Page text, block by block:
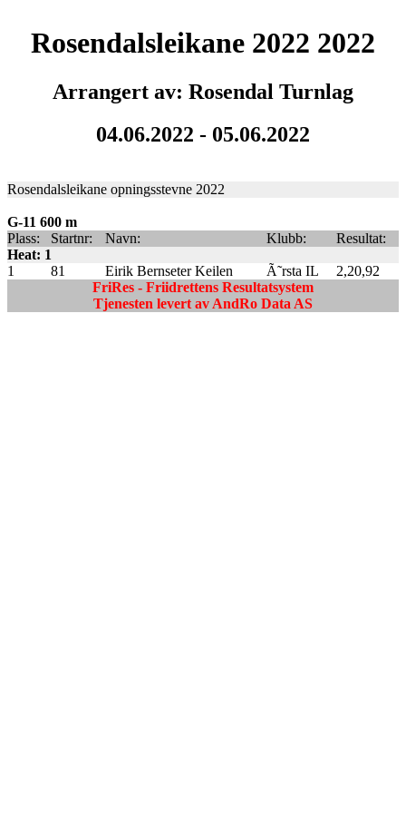
Rosendalsleikane 2022 2022
Arrangert av: Rosendal Turnlag
04.06.2022 - 05.06.2022
Rosendalsleikane opningsstevne 2022
G-11 600 m
Plass:
Startnr: Navn: Klubb:
Resultat:
Heat: 1
1
81 Eirik Bernseter Keilen Ã˜rsta IL
2,20,92
FriRes - Friidrettens Resultatsystem
Tjenesten levert av AndRo Data AS